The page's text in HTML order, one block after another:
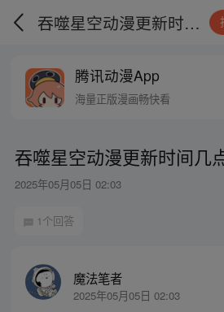
吞噬星空动漫更新时间几点结束
腾讯动漫App
海量正版漫画畅快看
吞噬星空动漫更新时间几
2025年05月05日 02:03
1个回答
魔法笔者
2025年05月05日 02:03